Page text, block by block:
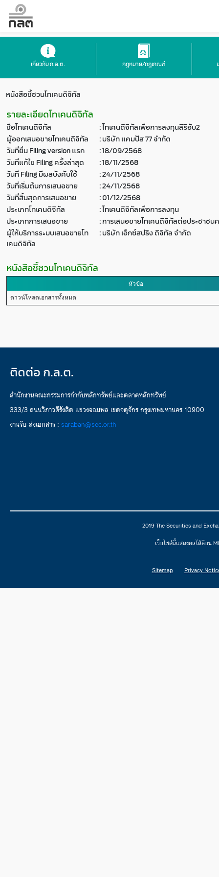
เกี่ยวกับ ก.ล.ต. กฎหมาย/กฎเกณฑ์
หนังสือชี้ชวนโทเคนดิจิทัล
รายละเอียดโทเคนดิจิทัล
ชื่อโทเคนดิจิทัล :โทเคนดิจิทัลเพื่อการลงทุนสิริฮับ2
ผู้ออกเสนอขายโทเคนดิจิทัล
:บริษัท แคมปัส 77 จำกัด
วันที่ยื่น Filing version แรก
:18/09/2568
วันที่แก้ไข Filing ครั้งล่าสุด
:18/11/2568
วันที่ Filing มีผลบังคับใช้
:24/11/2568
วันที่เริ่มต้นการเสนอขาย
:24/11/2568
วันที่สิ้นสุดการเสนอขาย
:01/12/2568
ประเภทโทเคนดิจิทัล
:โทเคนดิจิทัลเพื่อการลงทุน
ประเภทการเสนอขาย
:การเสนอขายโทเคนดิจิทัลต่อประชาชน
ผู้ให้บริการระบบเสนอขายโท
เคนดิจิทัล
:บริษัท เอ็กซ์สปริง ดิจิทัล จำกัด
หนังสือชี้ชวนโทเคนดิจิทัล
หัวข้อ
ดาวน์โหลดเอกสารทั้งหมด
ติดต่อ ก.ล.ต.
สำนักงานคณะกรรมการกำกับหลักทรัพย์และตลาดหลักทรัพย์
333/3 ถนนวิภาวดีรังสิต แขวงจอมพล เขตจตุจักร กรุงเทพมหานคร 10900
งานรับ-ส่งเอกสาร : saraban@sec.or.th
2019 The Securities and
เว็บไซต์นี้แสดงผลได้ดีบน
Sitemap Privacy